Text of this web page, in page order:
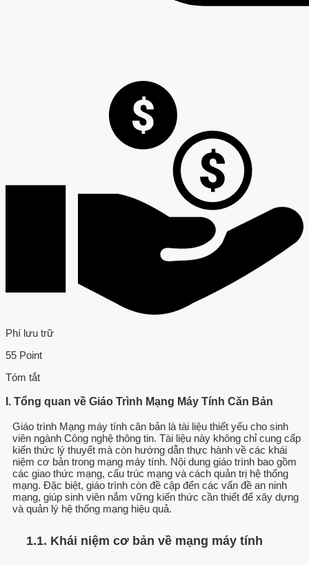
Phí lưu trữ
55 Point
Tóm tắt
I. Tổng quan về Giáo Trình Mạng Máy Tính Căn Bản
Giáo trình Mạng máy tính căn bản là tài liệu thiết yếu cho sinh
viên ngành Công nghệ thông tin. Tài liệu này không chỉ cung cấp
kiến thức lý thuyết mà còn hướng dẫn thực hành về các khái
niệm cơ bản trong mạng máy tính. Nội dung giáo trình bao gồm
các giao thức mạng, cấu trúc mạng và cách quản trị hệ thống
mạng. Đặc biệt, giáo trình còn đề cập đến các vấn đề an ninh
mạng, giúp sinh viên nắm vững kiến thức cần thiết để xây dựng
và quản lý hệ thống mạng hiệu quả.
1.1. Khái niệm cơ bản về mạng máy tính